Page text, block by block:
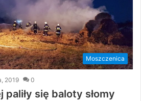
Moszczenica
2019 0
paliły się baloty słomy